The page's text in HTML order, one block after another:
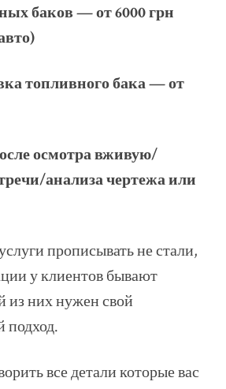
баков — от 6000 грн
топливного бака — от
осмотра вживую/
анализа чертежа или
прописывать не стали,
у клиентов бывают
из них нужен свой
подход.
все детали которые вас